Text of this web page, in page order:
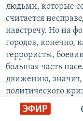
ЭФИР
людьми, которые
считается
навстречу. Но на
городов, конечно,
террористы,
большая часть
движению, значит,
политического
проблема очень
решений со